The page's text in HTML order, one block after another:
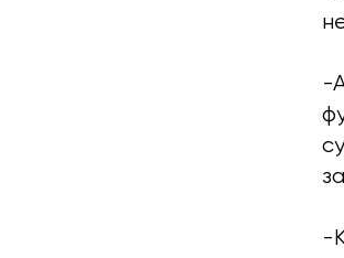
-
-